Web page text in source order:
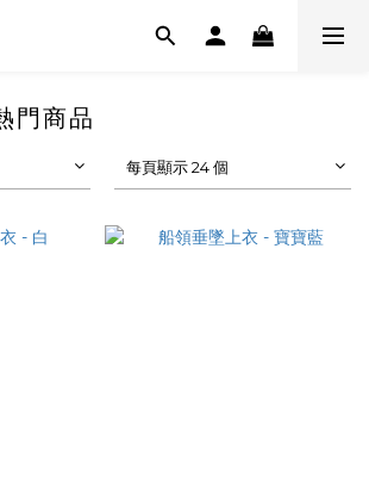
門商品
每頁顯示 24 個